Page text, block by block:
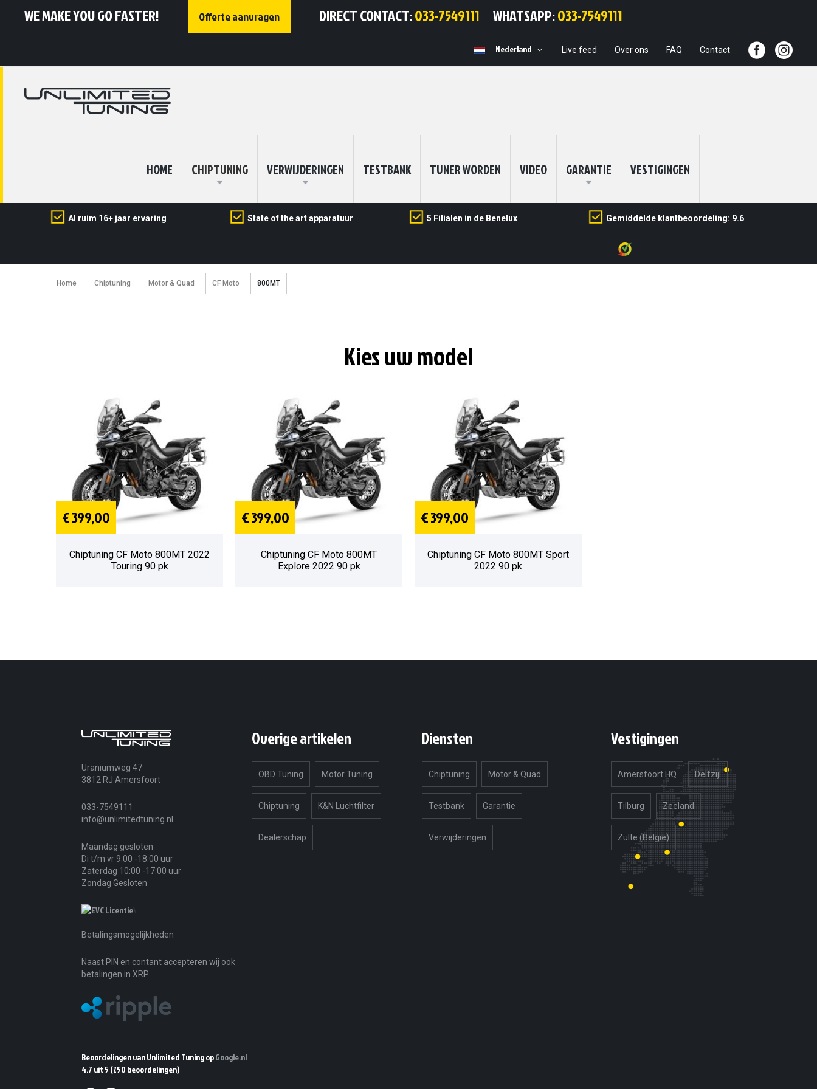
WE MAKE YOU GO FASTER! Offerte aanvragen DIRECT CONTACT:033-7549111 WHATSAPP:033-7549111
Selecteer
Nederland Live feed Over ons FAQ Contact
HOME CHIPTUNING VERWIJDERINGEN TESTBANK TUNER WORDEN VIDEO GARANTIE VESTIGINGEN
Al ruim 16+ jaar ervaring State of the art apparatuur 5 Filialen in de Benelux Gemiddelde klantbeoordeling: 9.6
Home Chiptuning Motor & Quad CF Moto 800MT
Kies uw model
€ 399,00
Chiptuning CF Moto 800MT 2022
Touring 90 pk
€ 399,00
Chiptuning CF Moto 800MT
Explore 2022 90 pk
€ 399,00
Chiptuning CF Moto 800MT Sport
2022 90 pk
Uraniumweg 47
3812 RJ Amersfoort
033-7549111
info@unlimitedtuning.nl
Maandag gesloten
Di t/m vr 9:00 -18:00 uur
Zaterdag 10:00 -17:00 uur
Zondag Gesloten
Betalingsmogelijkheden
Naast PIN en contant accepteren wij ook
betalingen in XRP
Beoordelingen van Unlimited Tuning opGoogle.nl
4.7 uit 5 (250 beoordelingen)
Overige artikelen
OBD Tuning Motor Tuning
Chiptuning K&N Luchtfilter
Dealerschap
Diensten
Chiptuning Motor & Quad
Testbank Garantie
Verwijderingen
Vestigingen
Amersfoort HQ Delfzijl
Tilburg Zeeland
Zulte (België)